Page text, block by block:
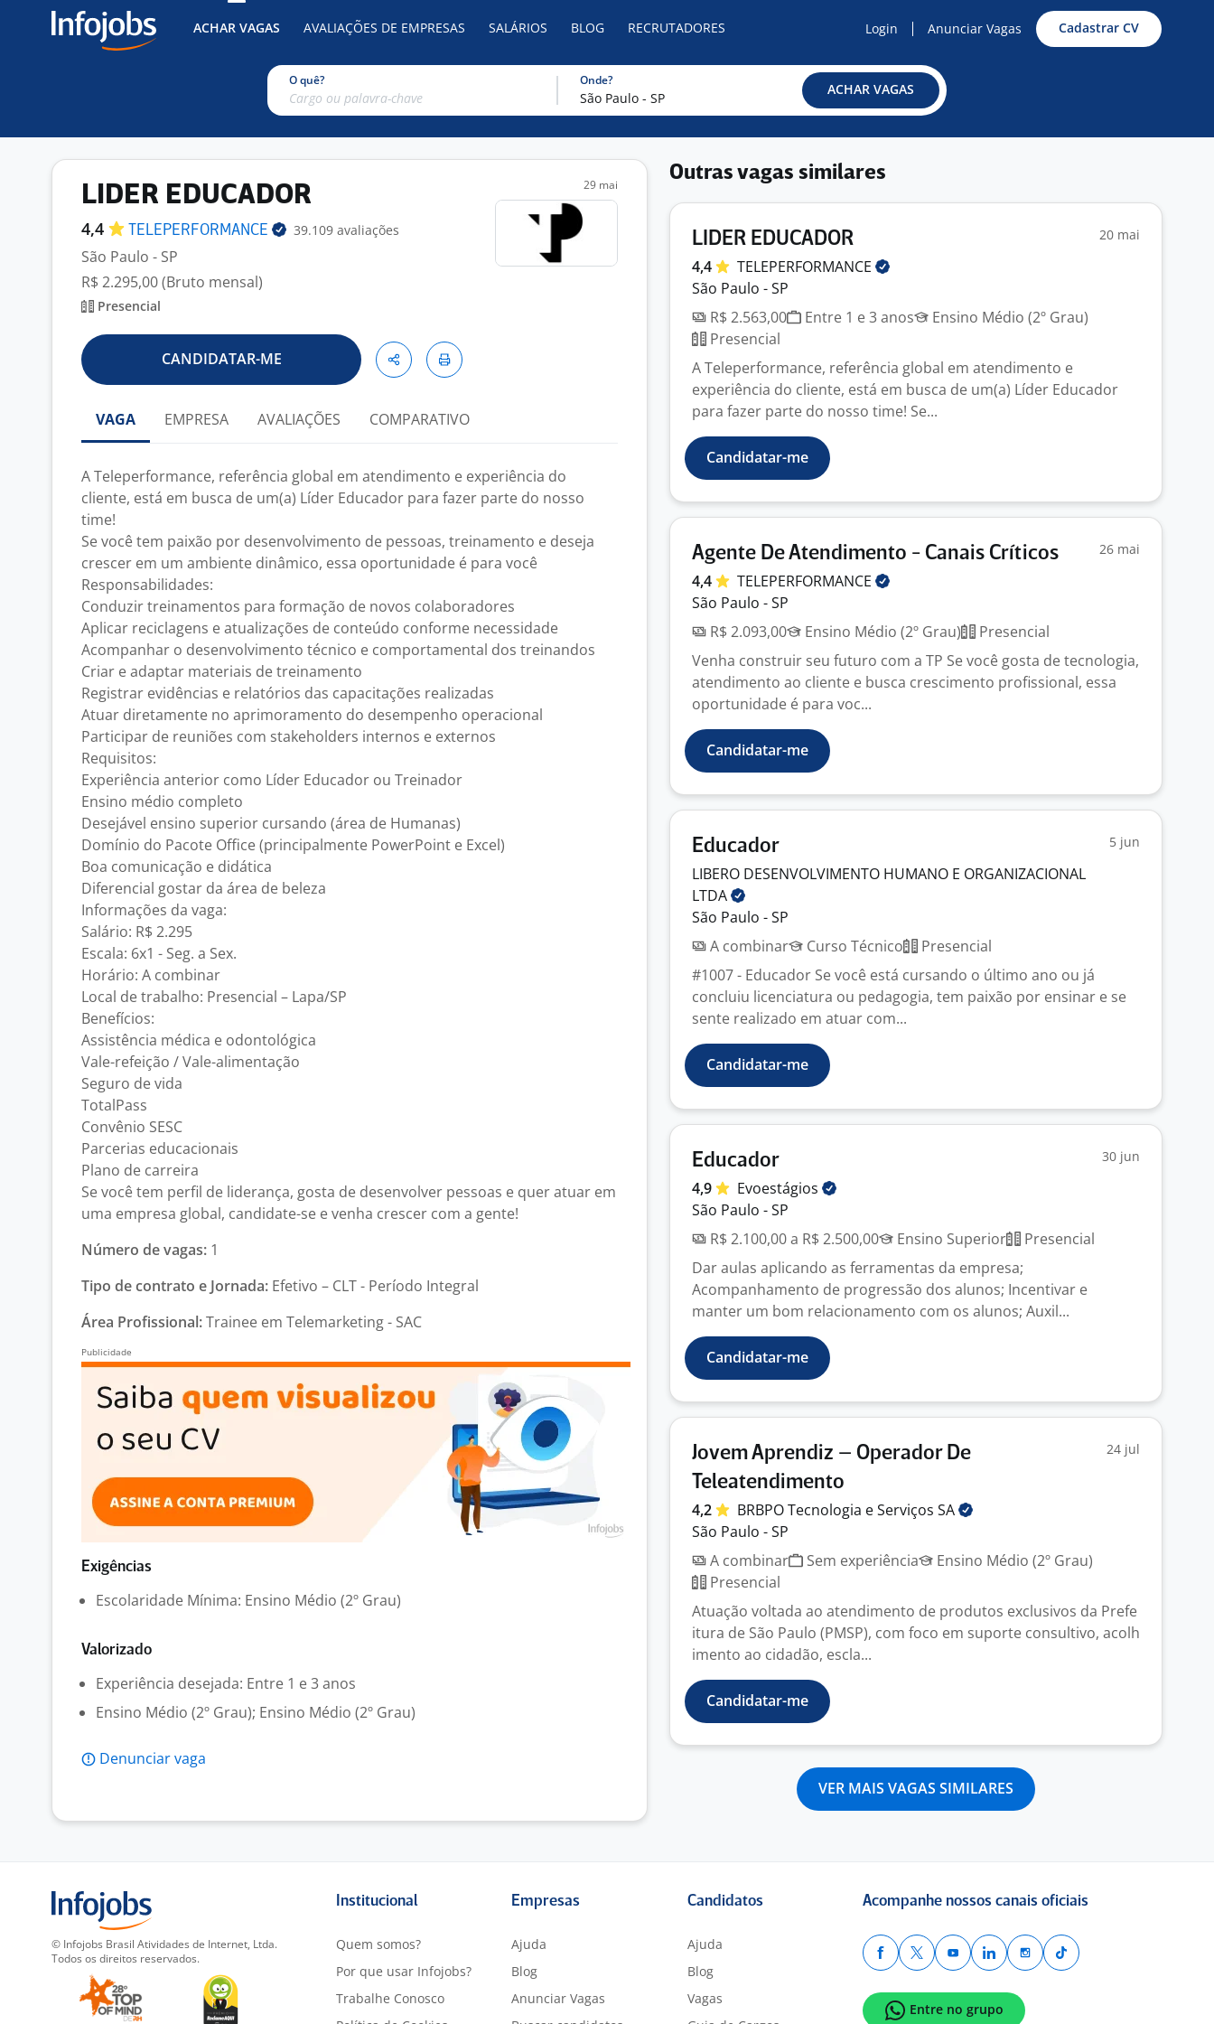
ACHAR VAGAS AVALIAÇÕES DE EMPRESAS SALÁRIOS BLOG RECRUTADORES Login Anunciar Vagas Cadastrar CV
O quê? Onde?
ACHAR VAGAS
LIDER EDUCADOR
4,4 TELEPERFORMANCE 39.109 avaliações
São Paulo - SP
R$ 2.295,00 (Bruto mensal)
Presencial
29 mai
CANDIDATAR-ME
VAGA EMPRESA AVALIAÇÕES COMPARATIVO
A Teleperformance, referência global em atendimento e experiência do
cliente, está em busca de um(a) Líder Educador para fazer parte do nosso
time!
Se você tem paixão por desenvolvimento de pessoas, treinamento e deseja
crescer em um ambiente dinâmico, essa oportunidade é para você
Responsabilidades:
Conduzir treinamentos para formação de novos colaboradores
Aplicar reciclagens e atualizações de conteúdo conforme necessidade
Acompanhar o desenvolvimento técnico e comportamental dos treinandos
Criar e adaptar materiais de treinamento
Registrar evidências e relatórios das capacitações realizadas
Atuar diretamente no aprimoramento do desempenho operacional
Participar de reuniões com stakeholders internos e externos
Requisitos:
Experiência anterior como Líder Educador ou Treinador
Ensino médio completo
Desejável ensino superior cursando (área de Humanas)
Domínio do Pacote Office (principalmente PowerPoint e Excel)
Boa comunicação e didática
Diferencial gostar da área de beleza
Informações da vaga:
Salário: R$ 2.295
Escala: 6x1 - Seg. a Sex.
Horário: A combinar
Local de trabalho: Presencial – Lapa/SP
Benefícios:
Assistência médica e odontológica
Vale-refeição / Vale-alimentação
Seguro de vida
TotalPass
Convênio SESC
Parcerias educacionais
Plano de carreira
Se você tem perfil de liderança, gosta de desenvolver pessoas e quer atuar em
uma empresa global, candidate-se e venha crescer com a gente!
Número de vagas: 1
Tipo de contrato e Jornada: Efetivo – CLT - Período Integral
Área Profissional:Trainee em Telemarketing - SAC
Exigências
Escolaridade Mínima: Ensino Médio (2º Grau)
Valorizado
Experiência desejada: Entre 1 e 3 anos
Ensino Médio (2º Grau); Ensino Médio (2º Grau)
Denunciar vaga
Outras vagas similares
LIDER EDUCADOR 20 mai
4,4
TELEPERFORMANCE
São Paulo - SP
R$ 2.563,00
Entre 1 e 3 anos
Ensino Médio (2º Grau)
Presencial
A Teleperformance, referência global em atendimento e
experiência do cliente, está em busca de um(a) Líder Educador
para fazer parte do nosso time! Se...
Candidatar-me
Agente De Atendimento - Canais Críticos 26 mai
4,4
TELEPERFORMANCE
São Paulo - SP
R$ 2.093,00
Ensino Médio (2º Grau)
Presencial
Venha construir seu futuro com a TP Se você gosta de tecnologia,
atendimento ao cliente e busca crescimento profissional, essa
oportunidade é para voc...
Candidatar-me
Educador 5 jun
LIBERO DESENVOLVIMENTO HUMANO E ORGANIZACIONAL
LTDA
São Paulo - SP
A combinar
Curso Técnico
Presencial
#1007 - Educador Se você está cursando o último ano ou já
concluiu licenciatura ou pedagogia, tem paixão por ensinar e se
sente realizado em atuar com...
Candidatar-me
Educador 30 jun
4,9
Evoestágios
São Paulo - SP
R$ 2.100,00 a R$ 2.500,00
Ensino Superior
Presencial
Dar aulas aplicando as ferramentas da empresa;
Acompanhamento de progressão dos alunos; Incentivar e
manter um bom relacionamento com os alunos; Auxil...
Candidatar-me
Jovem Aprendiz – Operador De
Teleatendimento
24 jul
4,2 BRBPO Tecnologia e Serviços SA
São Paulo - SP
A combinar
Sem experiência
Ensino Médio (2º Grau)
Presencial
Atuação voltada ao atendimento de produtos exclusivos da Prefe
itura de São Paulo (PMSP), com foco em suporte consultivo, acolh
imento ao cidadão, escla...
Candidatar-me
VER MAIS VAGAS SIMILARES
© Infojobs Brasil Atividades de Internet, Ltda.
Todos os direitos reservados.
Institucional
Quem somos?
Por que usar Infojobs?
Trabalhe Conosco
Empresas
Ajuda
Blog
Anunciar Vagas
Candidatos
Ajuda
Blog
Vagas
Acompanhe nossos canais oficiais
Entre no grupo